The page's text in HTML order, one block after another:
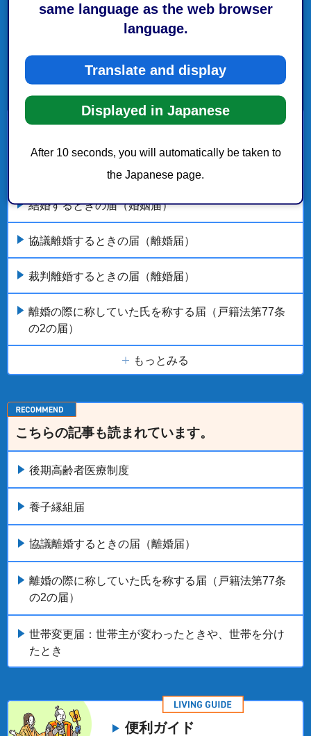
same language as the web browser
language.
Translate and display
Displayed in Japanese
After 10 seconds, you will automatically be taken to
the Japanese page.
死亡したときの届（死亡届）
結婚するときの届（婚姻届）
協議離婚するときの届（離婚届）
裁判離婚するときの届（離婚届）
離婚の際に称していた氏を称する届（戸籍法第77条
の2の届）
もっとみる
こちらの記事も読まれています。
後期高齢者医療制度
養子縁組届
協議離婚するときの届（離婚届）
離婚の際に称していた氏を称する届（戸籍法第77条
の2の届）
世帯変更届：世帯主が変わったときや、世帯を分け
たとき
便利ガイド